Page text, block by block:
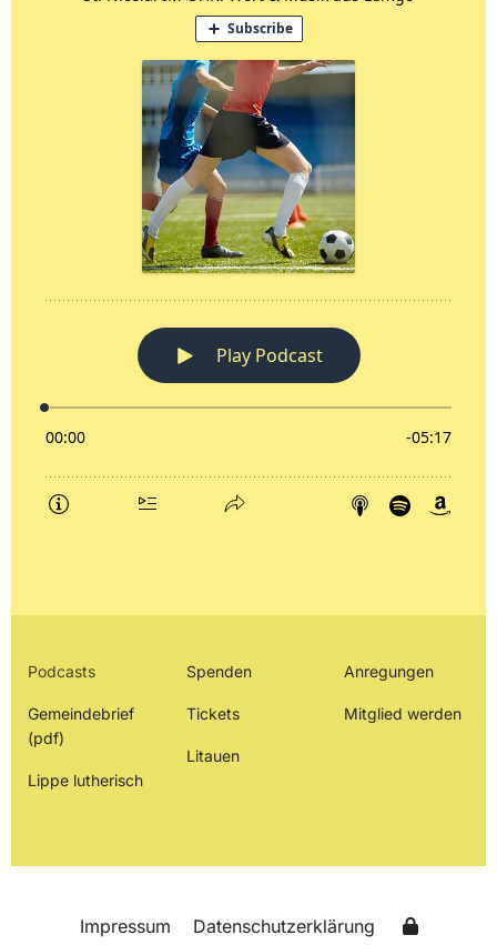
Podcasts
Gemeindebrief
(pdf)
Lippe lutherisch
Spenden
Tickets
Litauen
Anregungen
Mitglied werden
Impressum Datenschutzerklärung